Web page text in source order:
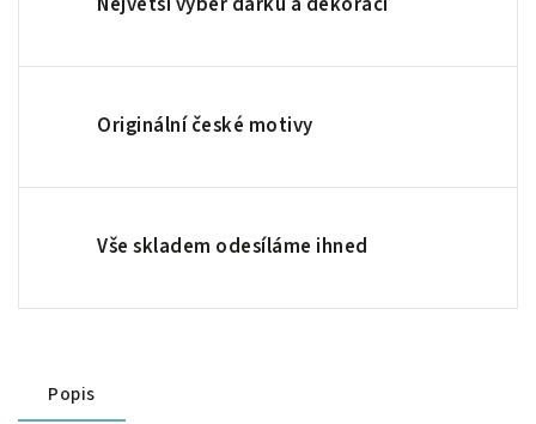
Originální české motivy
Vše skladem odesíláme ihned
Popis